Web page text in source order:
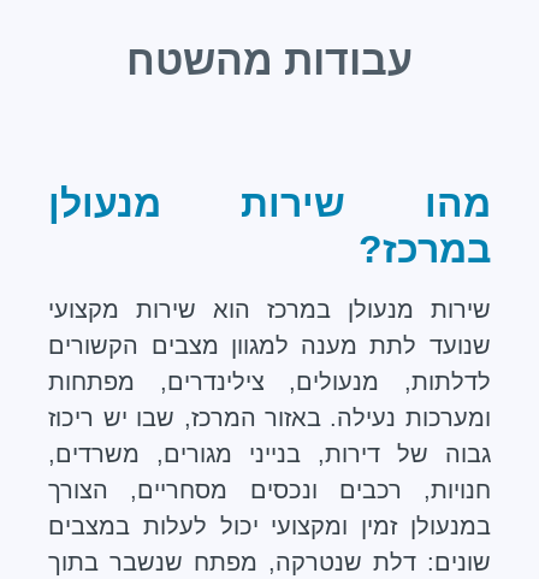
עבודות מהשטח
מהו שירות מנעולן
במרכז?
שירות מנעולן במרכז הוא שירות מקצועי
שנועד לתת מענה למגוון מצבים הקשורים
לדלתות, מנעולים, צילינדרים, מפתחות
ומערכות נעילה. באזור המרכז, שבו יש ריכוז
גבוה של דירות, בנייני מגורים, משרדים,
חנויות, רכבים ונכסים מסחריים, הצורך
במנעולן זמין ומקצועי יכול לעלות במצבים
שונים: דלת שנטרקה, מפתח שנשבר בתוך